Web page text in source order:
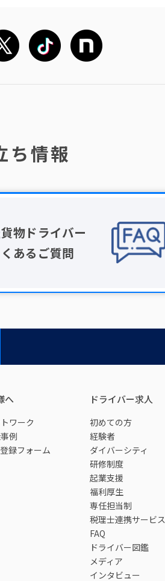
ち情報
物ドライバー
あるご質問
へ
ワーク
例
録フォーム
ドライバー求人
初めての方
経験者
ダイバーシティ
研修制度
起業支援
福利厚生
専任担当制
税理士連携サービス
FAQ
ドライバー図鑑
メディア
インタビュー